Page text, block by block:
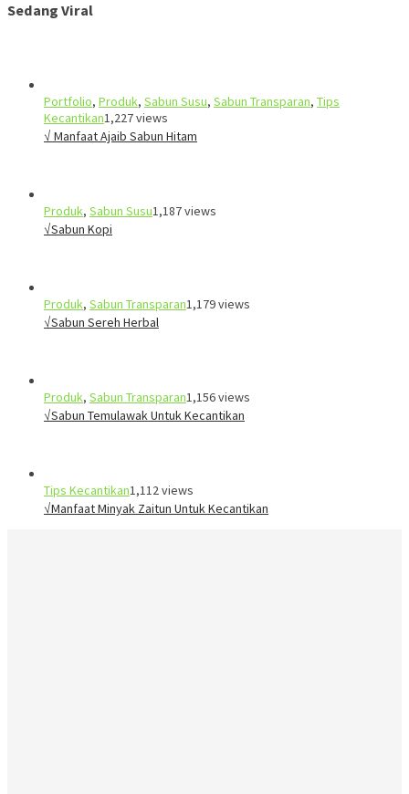
Sedang Viral
Portfolio, Produk, Sabun Susu, Sabun Transparan, Tips
Kecantikan1,227 views
√ Manfaat Ajaib Sabun Hitam
Produk, Sabun Susu1,187 views
√Sabun Kopi
Produk, Sabun Transparan1,179 views
√Sabun Sereh Herbal
Produk, Sabun Transparan1,156 views
√Sabun Temulawak Untuk Kecantikan
Tips Kecantikan1,112 views
√Manfaat Minyak Zaitun Untuk Kecantikan